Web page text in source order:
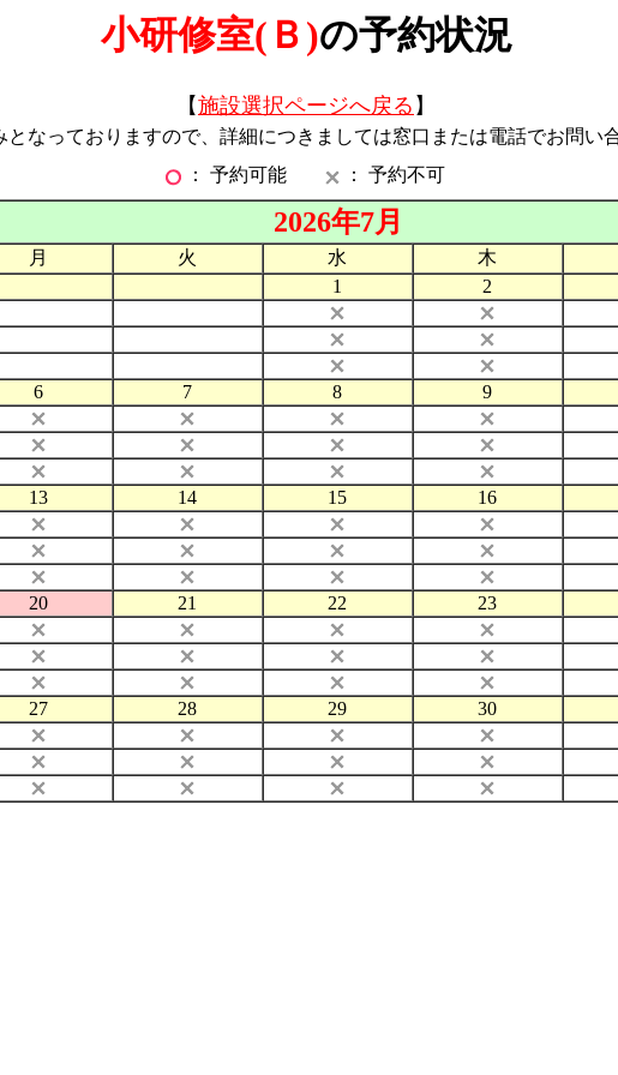
小研修室(Ｂ)の予約状況
【施設選択ページへ戻る 】
なっておりますので、詳細につきましては窓口または電話でお問い
： 予約可能 ： 予約不可
2026年7月
月 火 水 木
1
2
6 7 8 9
13 14 15 16
20 21 22 23
27 28 29 30